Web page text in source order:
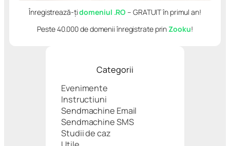
Înregistrează-țidomeniul .RO – GRATUIT în primul an!
Peste 40.000 de domenii înregistrate prinZooku!
Categorii
Evenimente
Instructiuni
Sendmachine Email
Sendmachine SMS
Studii de caz